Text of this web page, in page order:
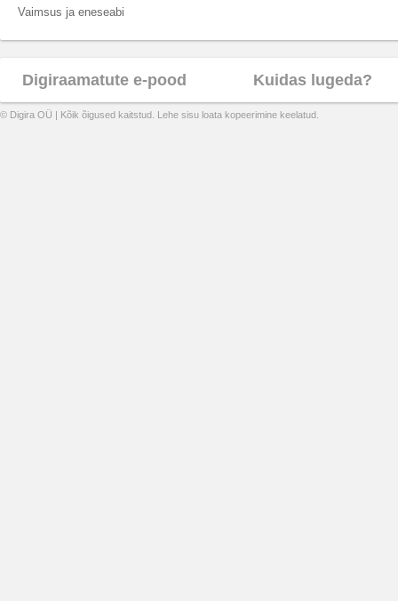
Vaimsus ja eneseabi
Digiraamatute e-pood Kuidas lugeda?
© Digira OÜ | Kõik õigused kaitstud. Lehe sisu loata kopeerimine keelatud.